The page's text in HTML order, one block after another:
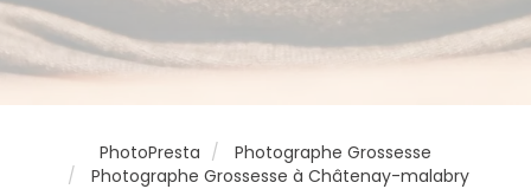
PhotoPresta
Photographe Grossesse
Photographe Grossesse à Châtenay-malabry